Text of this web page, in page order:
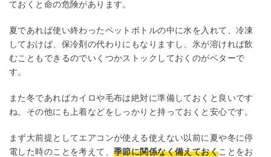
ておくと命の危険があります。
夏であれば使い終わったペットボトルの中に水を入れて、冷凍
しておけば、保冷剤の代わりにもなりますし、氷が溶ければ飲
むこともできるのでいくつかストックしておくのがベターで
す。
また冬であればカイロや毛布は絶対に準備しておくと良いです
ね。その他にも上着などをしっかりと持っておくと安心です。
まず大前提としてエアコンが使える使えない以前に夏や冬に停
電した時のことを考えて、季節に関係なく備えておくことをお